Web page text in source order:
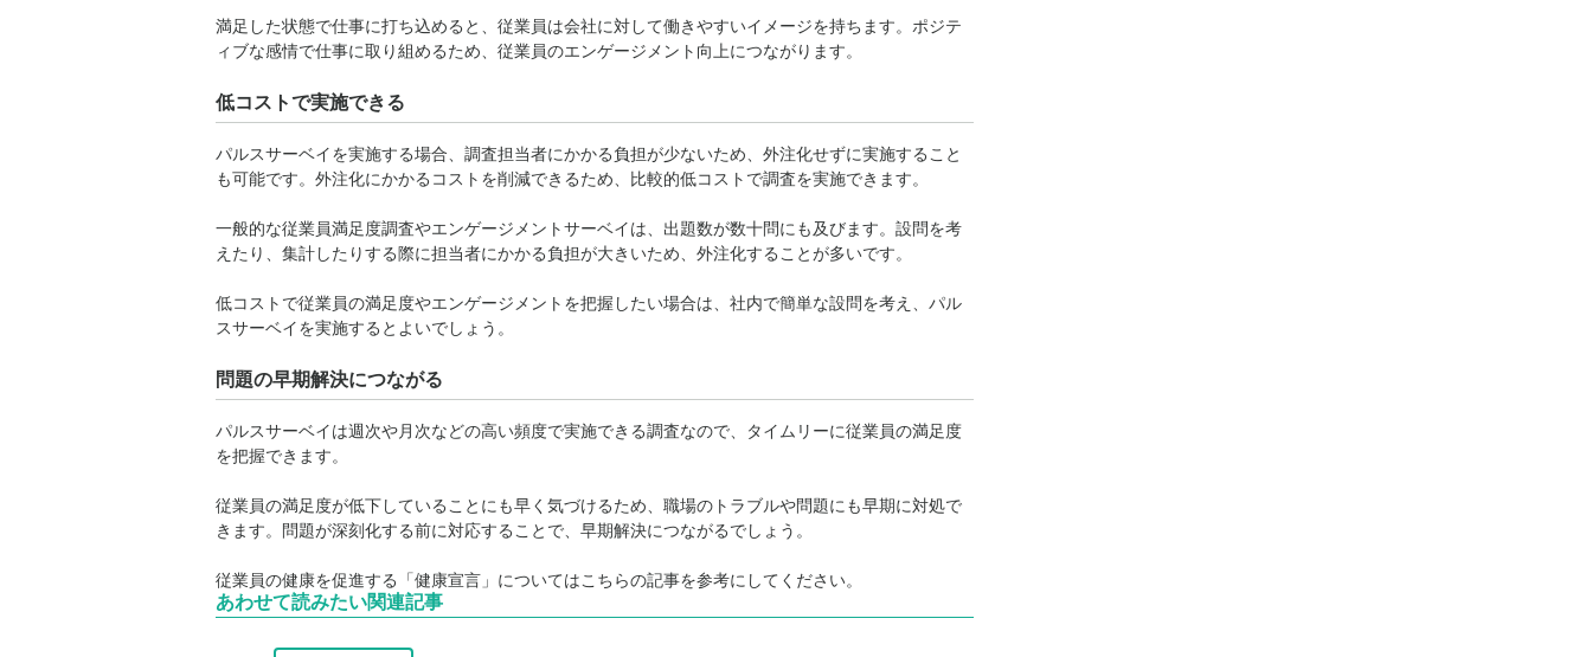
満足した状態で仕事に打ち込めると、従業員は会社に対して働きやすいイメージを持ちます。ポジテ
ィブな感情で仕事に取り組めるため、従業員のエンゲージメント向上につながります。
低コストで実施できる
パルスサーベイを実施する場合、調査担当者にかかる負担が少ないため、外注化せずに実施すること
も可能です。外注化にかかるコストを削減できるため、比較的低コストで調査を実施できます。
一般的な従業員満足度調査やエンゲージメントサーベイは、出題数が数十問にも及びます。設問を考
えたり、集計したりする際に担当者にかかる負担が大きいため、外注化することが多いです。
低コストで従業員の満足度やエンゲージメントを把握したい場合は、社内で簡単な設問を考え、パル
スサーベイを実施するとよいでしょう。
問題の早期解決につながる
パルスサーベイは週次や月次などの高い頻度で実施できる調査なので、タイムリーに従業員の満足度
を把握できます。
従業員の満足度が低下していることにも早く気づけるため、職場のトラブルや問題にも早期に対処で
きます。問題が深刻化する前に対応することで、早期解決につながるでしょう。
従業員の健康を促進する「健康宣言」についてはこちらの記事を参考にしてください。
あわせて読みたい関連記事